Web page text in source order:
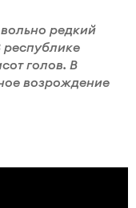
редкий
республике
голов. В
возрождение